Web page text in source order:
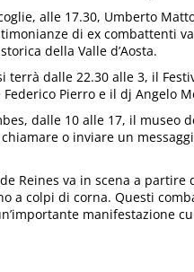
alle 17.30, Umberto
di ex combattenti
della Valle d’Aosta.
terrà dalle 22.30 alle 3, il
Pierro e il dj Angelo
dalle 10 alle 17, il museo
o inviare un
Reines va in scena a
a colpi di corna. Questi
manifestazione